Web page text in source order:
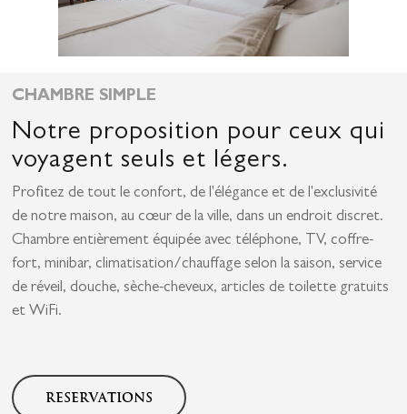
CHAMBRE SIMPLE
Notre proposition pour ceux qui
voyagent seuls et légers.
Profitez de tout le confort, de l'élégance et de l'exclusivité
de notre maison, au cœur de la ville, dans un endroit discret.
Chambre entièrement équipée avec téléphone, TV, coffre-
fort, minibar, climatisation/chauffage selon la saison, service
de réveil, douche, sèche-cheveux, articles de toilette gratuits
et WiFi.
RESERVATIONS